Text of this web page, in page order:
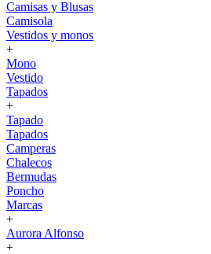
Camisas y Blusas
Camisola
Vestidos y monos
+
Mono
Vestido
Tapados
+
Tapado
Tapados
Camperas
Chalecos
Bermudas
Poncho
Marcas
+
Aurora Alfonso
+